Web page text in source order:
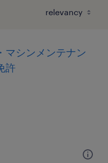
マシンメンテナン
許